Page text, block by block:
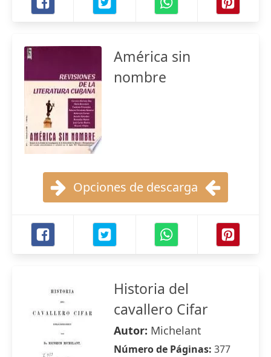
América sin
nombre
Opciones de descarga
Historia del
cavallero Cifar
Autor: Michelant
Número de Páginas: 377